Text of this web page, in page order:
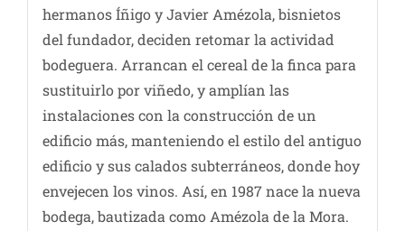
hermanos Íñigo y Javier Amézola, bisnietos
del fundador, deciden retomar la actividad
bodeguera. Arrancan el cereal de la finca para
sustituirlo por viñedo, y amplían las
instalaciones con la construcción de un
edificio más, manteniendo el estilo del antiguo
edificio y sus calados subterráneos, donde hoy
envejecen los vinos. Así, en 1987 nace la nueva
bodega, bautizada como Amézola de la Mora.